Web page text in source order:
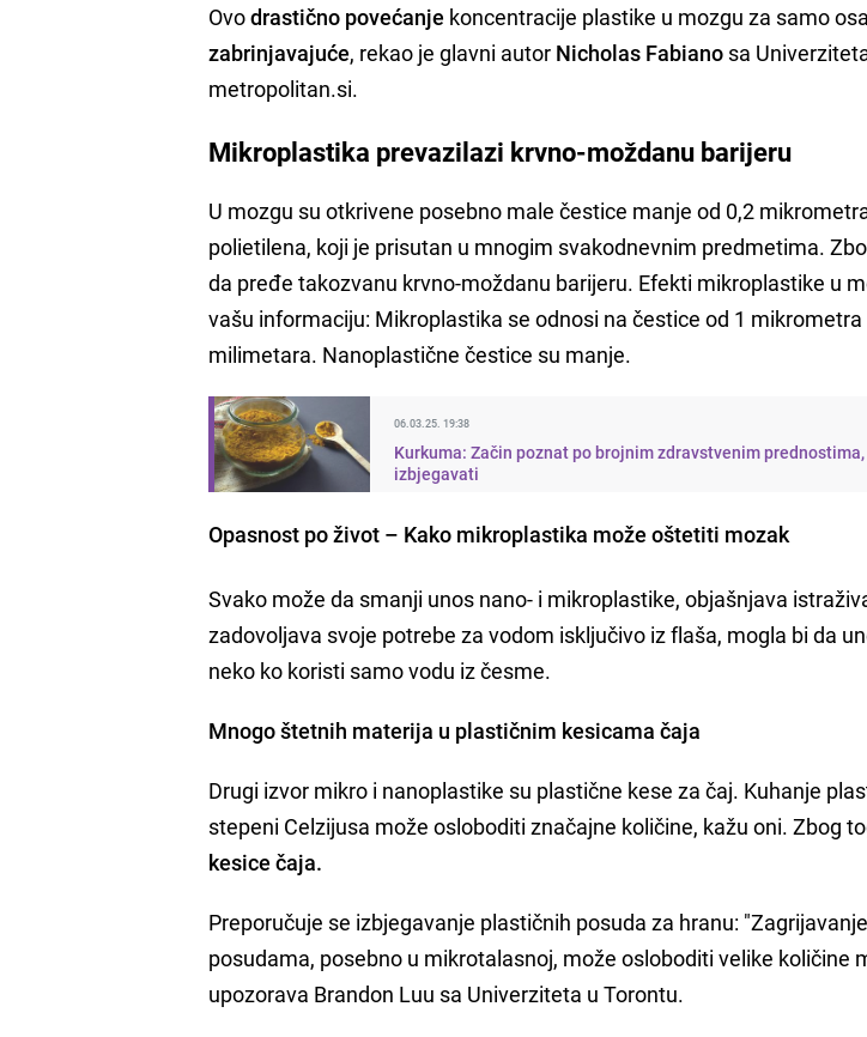
Ovodrastično povećanje koncentracije plastike u mozgu za samo
zabrinjavajuće, rekao je glavni autor Nicholas Fabiano sa
metropolitan.si.
Mikroplastika prevazilazi krvno-moždanu barijeru
U mozgu su otkrivene posebno male čestice manje od 0,2
polietilena, koji je prisutan u mnogim svakodnevnim predmetima.
da pređe takozvanu krvno-moždanu barijeru. Efekti mikroplastike u
vašu informaciju: Mikroplastika se odnosi na čestice od 1
milimetara. Nanoplastične čestice su manje.
06.03.25. 19:38
Kurkuma: Začin poznat po brojnim zdravstvenim
izbjegavati
Opasnost po život – Kako mikroplastika može oštetiti mozak
Svako može da smanji unos nano- i mikroplastike, objašnjava
zadovoljava svoje potrebe za vodom isključivo iz flaša, mogla bi da
neko ko koristi samo vodu iz česme.
Mnogo štetnih materija u plastičnim kesicama čaja
Drugi izvor mikro i nanoplastike su plastične kese za čaj. Kuhanje
stepeni Celzijusa može osloboditi značajne količine, kažu oni. Zbog
kesice čaja.
Preporučuje se izbjegavanje plastičnih posuda za hranu:
posudama, posebno u mikrotalasnoj, može osloboditi velike količine
upozorava Brandon Luu sa Univerziteta u Torontu.